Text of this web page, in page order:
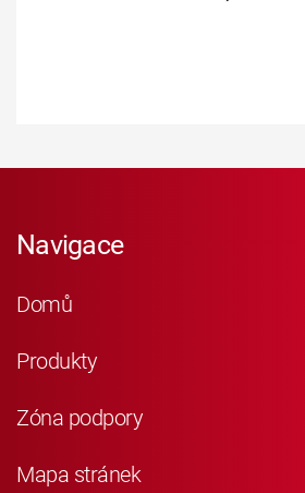
Navigace
Domů
Produkty
Zóna podpory
Mapa stránek